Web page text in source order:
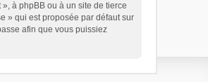
à phpBB ou à un site de tierce
» qui est proposée par défaut sur
afin que vous puissiez